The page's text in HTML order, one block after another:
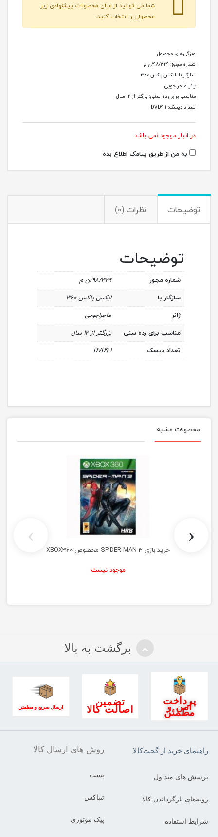
شما می توانید از میان محصولات پیشنهادی زیر
محصولی را انتخاب کنید.
ویژگی‌های محصول
شماره مجوز: ۹۸/۳۲۹/ن م
سازگار با: ایکس باکس ۳۶۰
ژانر:ماجراجویی
مناسب برای رده سنی:بزرگتر از ۱۲ سال
تعداد دیسک: 1 DVD9
در انبار موجود نمی باشد
به من از طریق پیامک اطلاع بده
توضیحات نظرات (0)
توضیحات
شماره مجوز
۹۸/۳۲۹/ن م
سازگار با
ایکس باکس ۳۶۰
ژانر
ماجراجویی
مناسب برای رده سنی
بزرگتر از ۱۲ سال
تعداد دیسک
۱ DVD9
محصولات مشابه
خرید بازی SPIDER-MAN 3 مخصوص XBOX360
موجود نیست
‹
›
برگشت به بالا
پرداخت
امن و
مطمئن
تضمین
اصالت کالا ارسال سریع و مطمئن
راهنمای خرید از گجت‌کالا
پرسش های متداول
رویه‌های بازگرداندن کالا
شرایط استفاده
روش های ارسال کالا
پست
تیپاکس
پیک موتوری